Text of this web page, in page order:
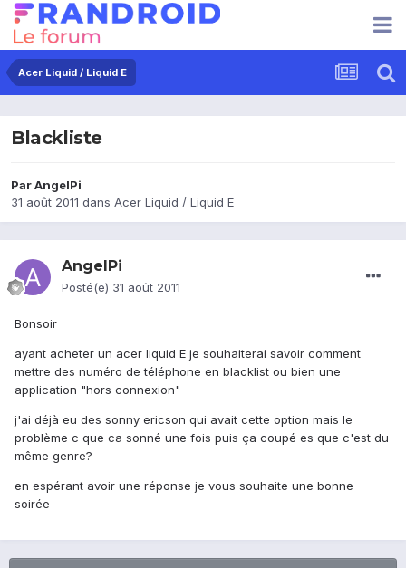
Acer Liquid / Liquid E
Blackliste
ParAngelPi
31 août 2011 dans Acer Liquid / Liquid E
AngelPi
Posté(e) 31 août 2011
Bonsoir
ayant acheter un acer liquid E je souhaiterai savoir comment
mettre des numéro de téléphone en blacklist ou bien une
application "hors connexion"
j'ai déjà eu des sonny ericson qui avait cette option mais le
problème c que ca sonné une fois puis ça coupé es que c'est du
même genre?
en espérant avoir une réponse je vous souhaite une bonne
soirée